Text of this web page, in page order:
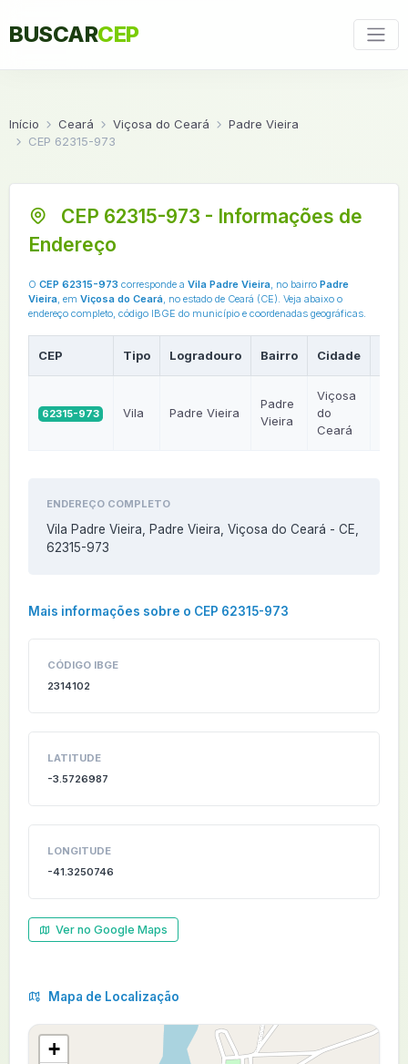
BUSCARCEP
Início Ceará Viçosa do Ceará
Padre Vieira
CEP 62315-973
CEP 62315-973 - Informações de
Endereço
O CEP 62315-973 corresponde a Vila Padre Vieira, no bairro Padre
Vieira, em Viçosa do Ceará, no estado de Ceará (CE). Veja abaixo o
endereço completo, código IBGE do município e coordenadas geográficas.
CEP Tipo Logradouro Bairro Cidade
62315-973 Vila Padre Vieira
Padre
Vieira
Viçosa
do
Ceará
ENDEREÇO COMPLETO
Vila Padre Vieira, Padre Vieira, Viçosa do Ceará - CE,
62315-973
Mais informações sobre o CEP 62315-973
CÓDIGO IBGE
2314102
LATITUDE
-3.5726987
LONGITUDE
-41.3250746
Ver no Google Maps
Mapa de Localização
+